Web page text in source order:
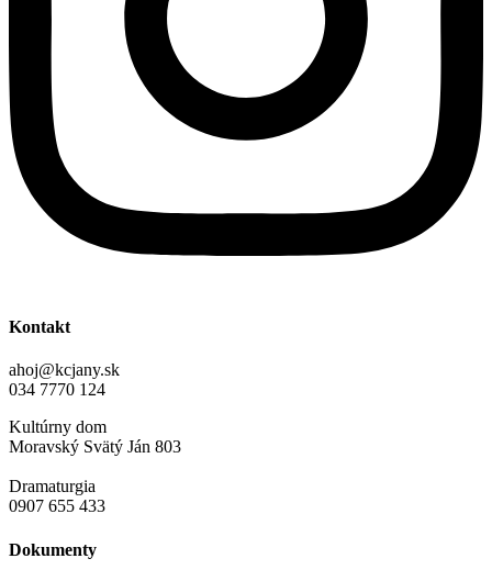
Kontakt
ahoj@kcjany.sk
034 7770 124
Kultúrny dom
Moravský Svätý Ján 803
Dramaturgia
0907 655 433
Dokumenty